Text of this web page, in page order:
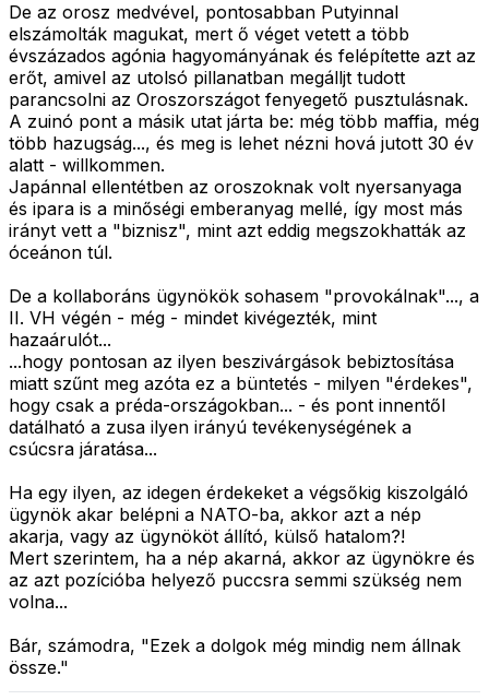
De az orosz medvével, pontosabban Putyinnal
elszámolták magukat, mert ő véget vetett a több
évszázados agónia hagyományának és felépítette azt az
erőt, amivel az utolsó pillanatban megálljt tudott
parancsolni az Oroszországot fenyegető pusztulásnak.
A zuinó pont a másik utat járta be: még több maffia, még
több hazugság..., és meg is lehet nézni hová jutott 30 év
alatt - willkommen.
Japánnal ellentétben az oroszoknak volt nyersanyaga
és ipara is a minőségi emberanyag mellé, így most más
irányt vett a "biznisz", mint azt eddig megszokhatták az
óceánon túl.
De a kollaboráns ügynökök sohasem "provokálnak"..., a
II. VH végén - még - mindet kivégezték, mint
hazaárulót...
...hogy pontosan az ilyen beszivárgások bebiztosítása
miatt szűnt meg azóta ez a büntetés - milyen "érdekes",
hogy csak a préda-országokban... - és pont innentől
datálható a zusa ilyen irányú tevékenységének a
csúcsra járatása...
Ha egy ilyen, az idegen érdekeket a végsőkig kiszolgáló
ügynök akar belépni a NATO-ba, akkor azt a nép
akarja, vagy az ügynököt állító, külső hatalom?!
Mert szerintem, ha a nép akarná, akkor az ügynökre és
az azt pozícióba helyező puccsra semmi szükség nem
volna...
Bár, számodra, "Ezek a dolgok még mindig nem állnak
össze."